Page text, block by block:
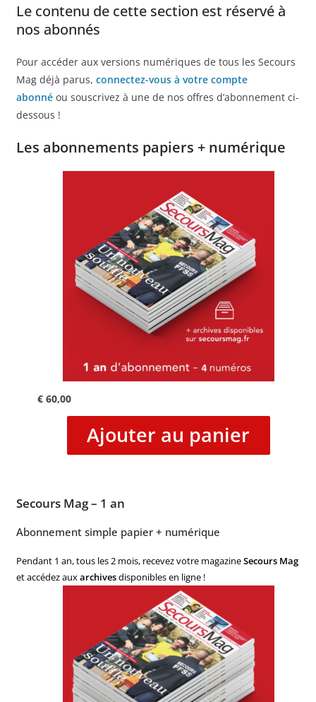
Le contenu de cette section est réservé à
nos abonnés
Pour accéder aux versions numériques de tous les Secours
Mag déjà parus, connectez-vous à votre compte
abonnéou souscrivez à une de nos offres d’abonnement ci-
dessous !
Les abonnements papiers + numérique
€60,00
Ajouter au panier
Secours Mag – 1 an
Abonnement simple papier + numérique
Pendant 1 an, tous les 2 mois, recevez votre magazineSecours Mag
et accédez auxarchivesdisponibles en ligne !